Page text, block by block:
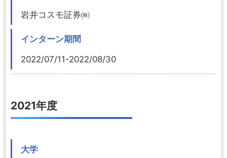
岩井コスモ証券㈱
インターン期間
2022/07/11-2022/08/30
2021年度
大学